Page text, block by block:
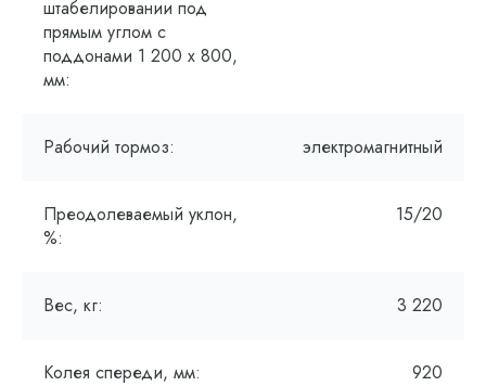
штабелировании под
прямым углом с
поддонами 1 200 x 800,
мм:
Рабочий тормоз: электромагнитный
Преодолеваемый уклон,
%:
15/20
Вес, кг: 3 220
Колея спереди, мм: 920